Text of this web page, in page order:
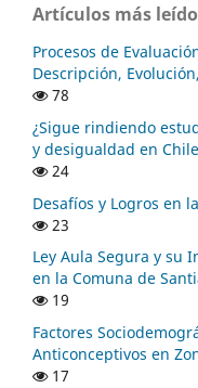
Artículos más
Procesos de
Descripción,
78
¿Sigue rindiendo
y desigualdad en
24
Desafíos y Logros en
23
Ley Aula Segura y su
en la Comuna de
19
Factores
Anticonceptivos en
17